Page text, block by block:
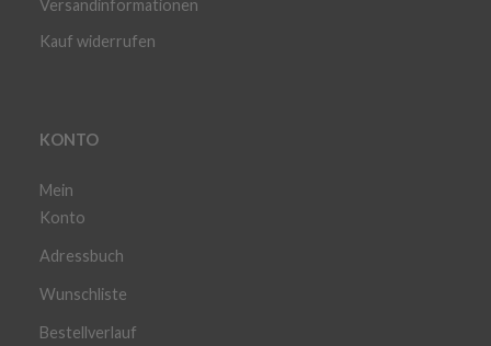
Versandinformationen
Kauf widerrufen
KONTO
Mein
Konto
Adressbuch
Wunschliste
Bestellverlauf